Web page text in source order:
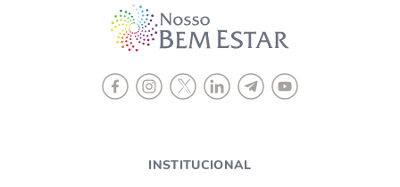
INSTITUCIONAL